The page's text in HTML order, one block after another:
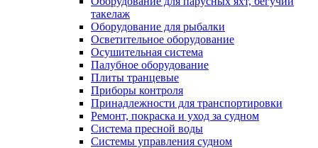
такелаж
Оборудование для рыбалки
Осветительное оборудование
Осушительная система
Палубное оборудование
Плиты транцевые
Приборы контроля
Принадлежности для транспортировки
Ремонт, покраска и уход за судном
Система пресной воды
Системы управления судном